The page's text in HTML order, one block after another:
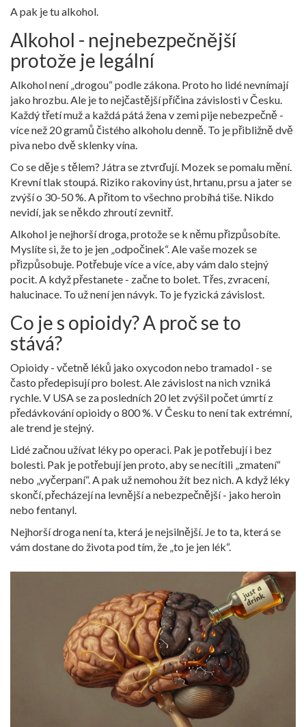
A pak je tu alkohol.
Alkohol - nejnebezpečnější
protože je legální
Alkohol není „drogou“ podle zákona. Proto ho lidé nevnímají
jako hrozbu. Ale je to nejčastější příčina závislosti v Česku.
Každý třetí muž a každá pátá žena v zemi pije nebezpečně -
více než 20 gramů čistého alkoholu denně. To je přibližně dvě
piva nebo dvě sklenky vína.
Co se děje s tělem? Játra se ztvrďují. Mozek se pomalu mění.
Krevní tlak stoupá. Riziko rakoviny úst, hrtanu, prsu a jater se
zvýší o 30-50 %. A přitom to všechno probíhá tiše. Nikdo
nevidí, jak se někdo zhroutí zevnitř.
Alkohol je nejhorší droga, protože se k němu přizpůsobíte.
Myslíte si, že to je jen „odpočinek“. Ale vaše mozek se
přizpůsobuje. Potřebuje více a více, aby vám dalo stejný
pocit. A když přestanete - začne to bolet. Třes, zvracení,
halucinace. To už není jen návyk. To je fyzická závislost.
Co je s opioidy? A proč se to
stává?
Opioidy - včetně léků jako oxycodon nebo tramadol - se
často předepisují pro bolest. Ale závislost na nich vzniká
rychle. V USA se za posledních 20 let zvýšil počet úmrtí z
předávkování opioidy o 800 %. V Česku to není tak extrémní,
ale trend je stejný.
Lidé začnou užívat léky po operaci. Pak je potřebují i bez
bolesti. Pak je potřebují jen proto, aby se necítili „zmatení“
nebo „vyčerpaní“. A pak už nemohou žít bez nich. A když léky
skončí, přecházejí na levnější a nebezpečnější - jako heroin
nebo fentanyl.
Nejhorší droga není ta, která je nejsilnější. Je to ta, která se
vám dostane do života pod tím, že „to je jen lék“.